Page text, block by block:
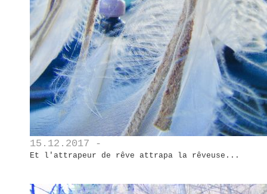
15.12.2017 -
Et l'attrapeur de rêve attrapa la rêveuse...